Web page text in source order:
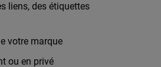
liens, des étiquettes
votre marque
ou en privé